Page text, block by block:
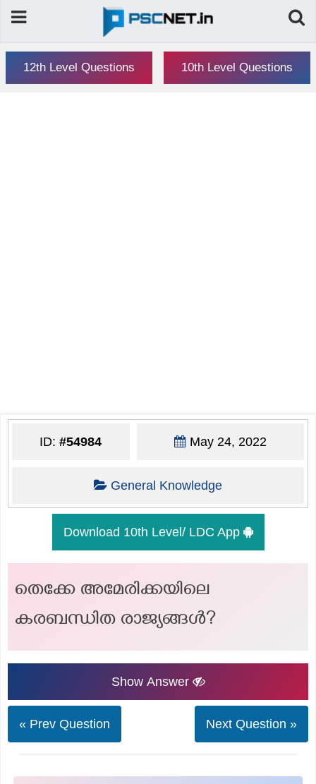
12th Level Questions 10th Level Questions
ID:#54984 May 24, 2022
General Knowledge
Download 10th Level/ LDC App
തെക്കേ അമേരിക്കയിലെ
കരബന്ധിത രാജ്യങ്ങൾ?
Show Answer
« Prev Question Next Question »